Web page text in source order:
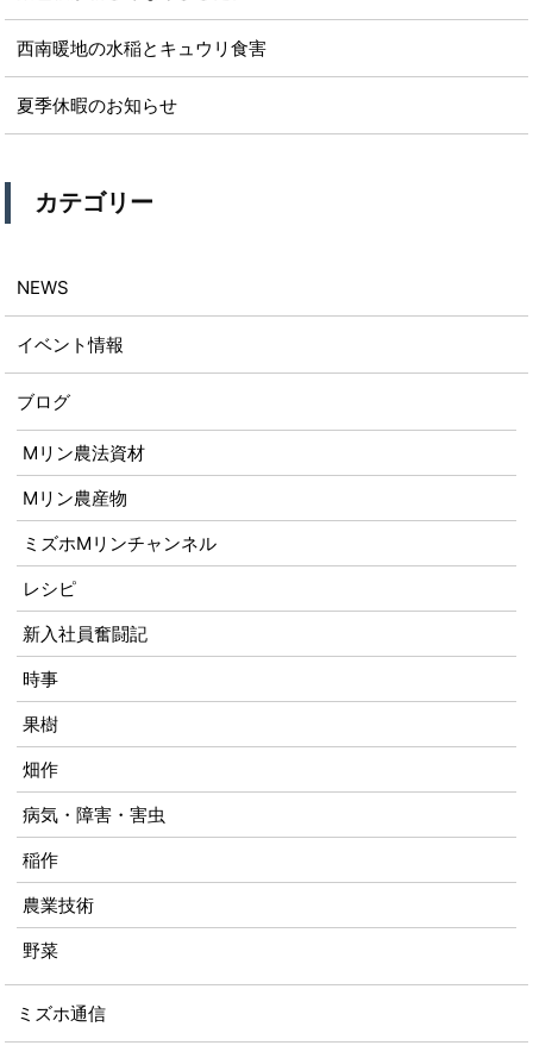
西南暖地の水稲とキュウリ食害
夏季休暇のお知らせ
カテゴリー
NEWS
イベント情報
ブログ
Mリン農法資材
Mリン農産物
ミズホMリンチャンネル
レシピ
新入社員奮闘記
時事
果樹
畑作
病気・障害・害虫
稲作
農業技術
野菜
ミズホ通信